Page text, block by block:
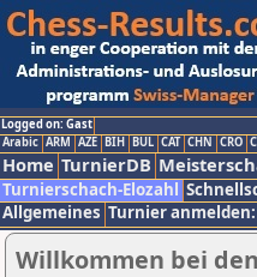
Logged on: Gast
Arabic ARM AZE BIH BUL CAT CHN CRO
Home TurnierDB
Turnierschach-Elozahl
Allgemeines Turnier anmelden:
Willkommen bei